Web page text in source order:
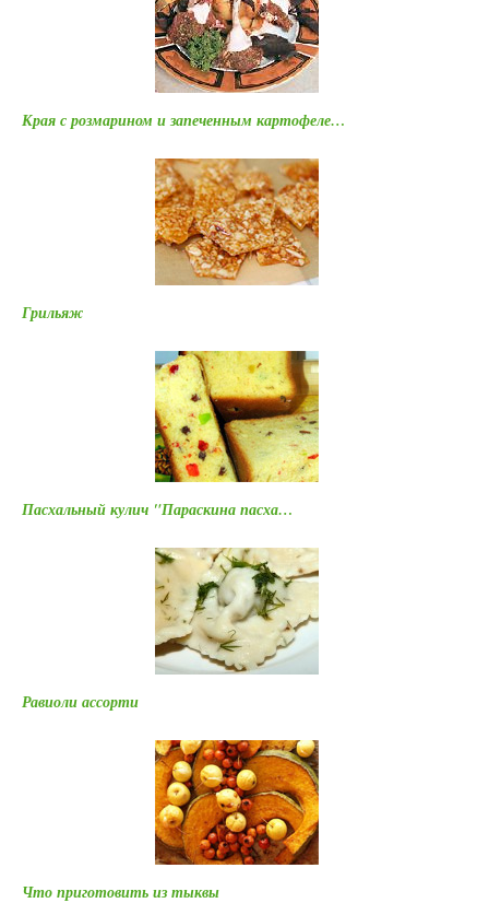
Края с розмарином и запеченным картофеле…
Грильяж
Пасхальный кулич "Параскина пасха…
Равиоли ассорти
Что приготовить из тыквы